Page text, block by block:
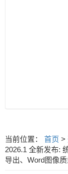
当前位置： 首页 >
2026.1 全新发布:
导出、Word图像